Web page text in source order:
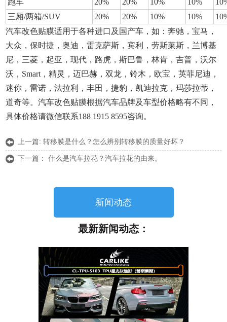
三厢/两箱/SUV
20% 20% 10% 10%
汽车改色贴膜适用于各种进口及国产车，如：奔驰，宝马，
大众，保时捷，奥迪，雷克萨斯，宾利，劳斯莱斯，兰博基
尼，三菱，起亚，现代，路虎，斯巴鲁，林肯，吉普，沃尔
沃，Smart，精灵，迈巴赫，双龙，铃木，欧宝，英菲尼迪，
迷你，雷诺，法拉利，丰田，捷豹，凯迪拉克，玛莎拉蒂，
道奇等。汽车改色贴膜根据汽车品牌及车型价格略有不同，
具体价格请微信联系188 1915 8595咨询。
上一篇:转移膜是什么？怎么辨别转移膜的质量好坏？
下一篇：什么是汽车拉花？汽车拉花的由来。
新闻动态
最新新闻动态：